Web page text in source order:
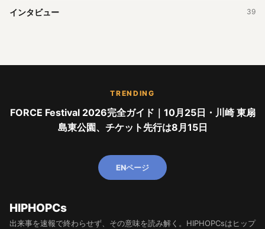
インタビュー 39
TRENDING
FORCE Festival 2026完全ガイド｜10月25日・川崎 東扇
島東公園、チケット先行は8月15日
ENページ
HIPHOPCs
出来事を速報で終わらせず、その意味を読み解く。HIPHOPCsはヒップ